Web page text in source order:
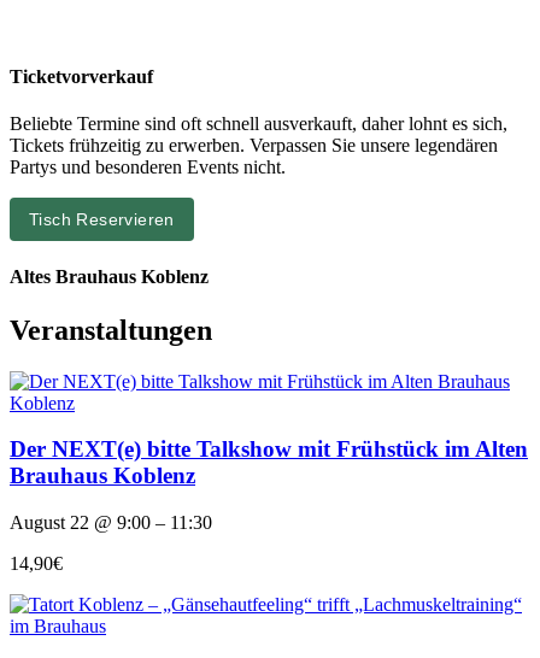
Ticketvorverkauf
Beliebte Termine sind oft schnell ausverkauft, daher lohnt es sich,
Tickets frühzeitig zu erwerben. Verpassen Sie unsere legendären
Partys und besonderen Events nicht.
Tisch Reservieren
Altes Brauhaus Koblenz
Veranstaltungen
Der NEXT(e) bitte Talkshow mit Frühstück im Alten
Brauhaus Koblenz
August 22 @ 9:00 – 11:30
14,90€